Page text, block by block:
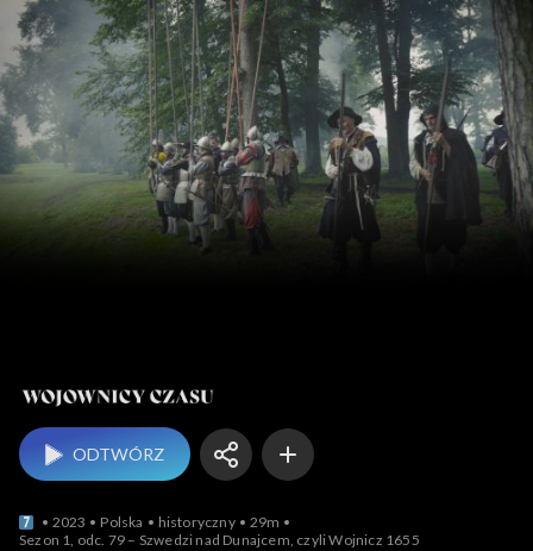
Wojownicy czasu
ODTWÓRZ
2023 Polska historyczny
29m
Sezon 1, odc. 79 – Szwedzi nad Dunajcem, czyli Wojnicz 1655